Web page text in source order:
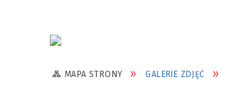
MAPA STRONY GALERIE ZDJĘĆ